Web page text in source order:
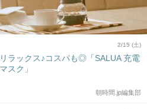
2/15 (土)
ラックス♪コスパも◎「SALUA 充電
スク」
朝時間.jp編集部